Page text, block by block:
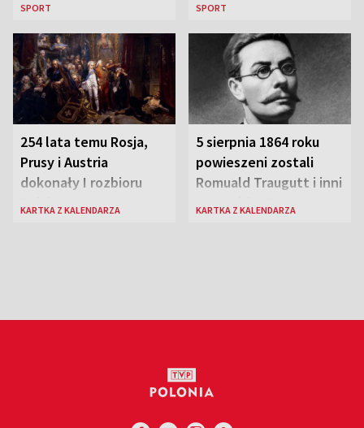
SPORT
szachach do lat 12
SPORT
254 lata temu Rosja,
Prusy i Austria
dokonały I rozbioru
Polski
KARTKA Z KALENDARZA
5 sierpnia 1864 roku
powieszeni zostali
Romuald Traugutt i inni
przywódcy Powstania
KARTKA Z KALENDARZA